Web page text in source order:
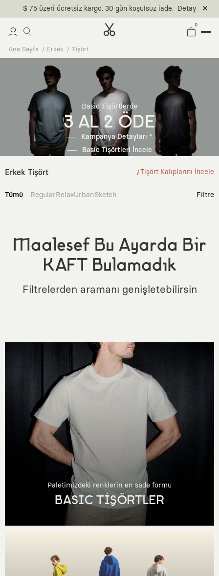
$ 75 üzeri ücretsiz kargo. 30 gün koşulsuz iade. Detay
0
Ana Sayfa Erkek Tişört
Basic Tişörtlerde
3 AL 2 ÖDE
Kampanya Detayları *
Basic Tişörtleri İncele
Erkek Tişört Tişört Kalıplarını İncele
Tümü RegularRelaxUrbanSketch Filtre
Maalesef Bu Ayarda Bir
KAFT Bulamadık
Filtrelerden aramanı genişletebilirsin
Paletimizdeki renklerin en sade formu
BASIC TİŞÖRTLER